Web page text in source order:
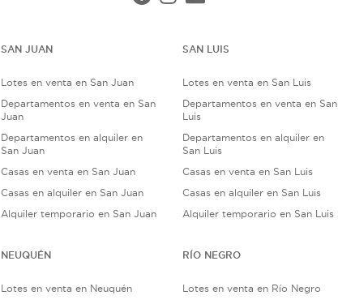
SAN JUAN
Lotes en venta en San Juan
Departamentos en venta en San
Juan
Departamentos en alquiler en
San Juan
Casas en venta en San Juan
Casas en alquiler en San Juan
Alquiler temporario en San Juan
SAN LUIS
Lotes en venta en San Luis
Departamentos en venta en San
Luis
Departamentos en alquiler en
San Luis
Casas en venta en San Luis
Casas en alquiler en San Luis
Alquiler temporario en San Luis
NEUQUÉN
Lotes en venta en Neuquén
RÍO NEGRO
Lotes en venta en Río Negro